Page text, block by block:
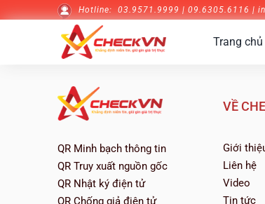
to
Hotline: 03.9571.9999 | 09.6305.6116 |
Trang chủ
QR Minh bạch thông tin
QR Truy xuất nguồn gốc
QR Nhật ký điện tử
QR Chống giả điện tử
VỀ
Giới
Liên hệ
Video
Tin tức